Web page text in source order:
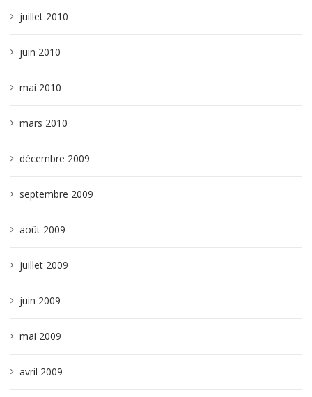
juillet 2010
juin 2010
mai 2010
mars 2010
décembre 2009
septembre 2009
août 2009
juillet 2009
juin 2009
mai 2009
avril 2009